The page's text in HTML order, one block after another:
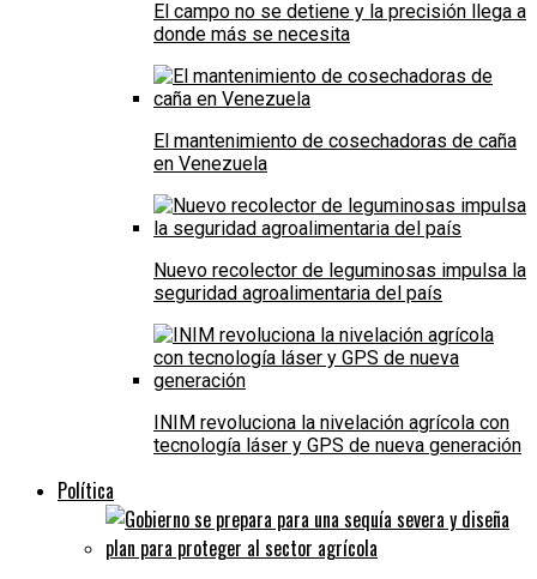
El campo no se detiene y la precisión llega a
donde más se necesita
El mantenimiento de cosechadoras de caña
en Venezuela
Nuevo recolector de leguminosas impulsa la
seguridad agroalimentaria del país
INIM revoluciona la nivelación agrícola con
tecnología láser y GPS de nueva generación
Política